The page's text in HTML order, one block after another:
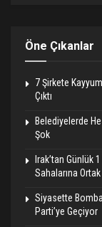
Öne Çıkanlar
7 Şirkete
Çıktı
Belediyelerde
Şok
Irak’tan Günlük
Sahalarına
Siyasette
Parti’ye Geçiyor